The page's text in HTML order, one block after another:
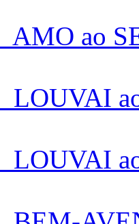
AMO ao
LOUVAI
LOUVAI